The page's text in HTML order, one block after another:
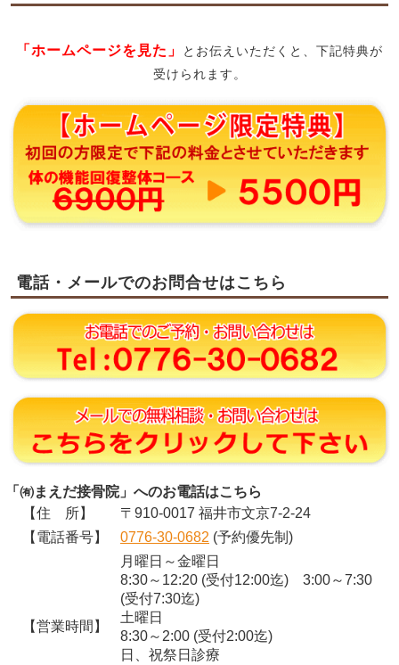
「ホームページを見た」
とお伝えいただくと、下記特典が
受けられます。
電話・メールでのお問合せはこちら
「㈲まえだ接骨院」へのお電話はこちら
【住 所】
〒910-0017 福井市文京7-2-24
【電話番号】
0776-30-0682 (予約優先制)
【営業時間】
月曜日～金曜日
8:30～12:20 (受付12:00迄) 3:00～7:30
(受付7:30迄)
土曜日
8:30～2:00 (受付2:00迄)
日、祝祭日診療